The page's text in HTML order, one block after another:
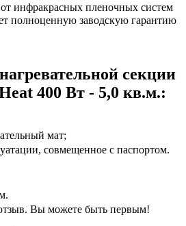
инфракрасных пленочных систем
полноценную заводскую гарантию
секции
400 Вт - 5,0 кв.м.:
мат;
совмещенное с паспортом.
Вы можете быть первым!